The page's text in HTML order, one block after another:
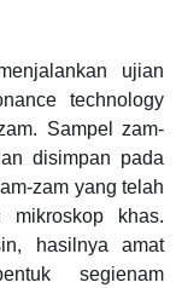
ujian
technology
Sampel zam-
disimpan pada
zam yang telah
khas.
hasilnya amat
segienam